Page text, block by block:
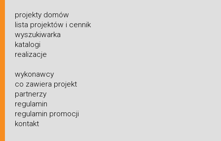
projekty domów
lista projektów i cennik
wyszukiwarka
katalogi
realizacje
wykonawcy
co zawiera projekt
partnerzy
regulamin
regulamin promocji
kontakt